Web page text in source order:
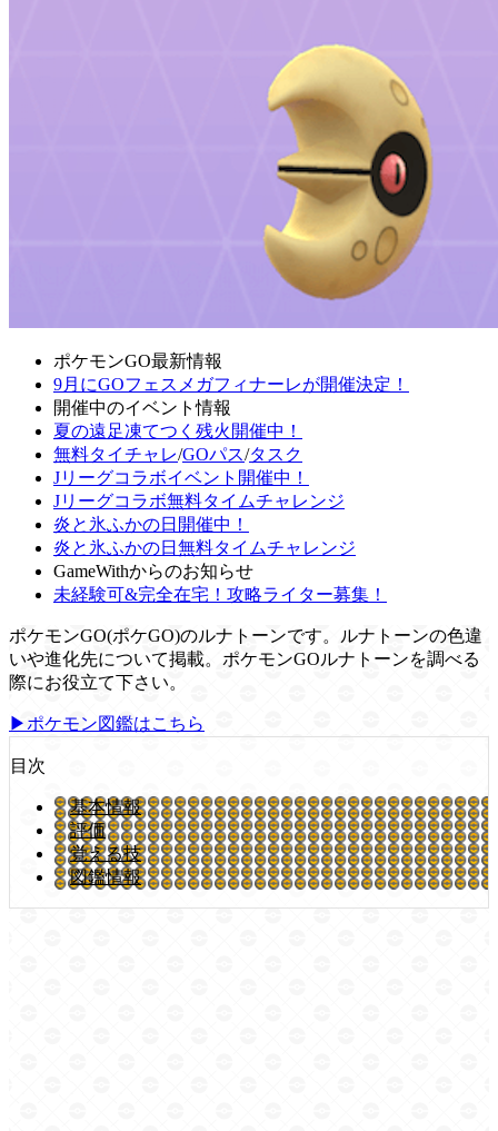
ポケモンGO最新情報
9月にGOフェスメガフィナーレが開催決定！
開催中のイベント情報
夏の遠足凍てつく残火開催中！
無料タイチャレ/GOパス/タスク
Jリーグコラボイベント開催中！
Jリーグコラボ無料タイムチャレンジ
炎と氷ふかの日開催中！
炎と氷ふかの日無料タイムチャレンジ
GameWithからのお知らせ
未経験可&完全在宅！攻略ライター募集！
ポケモンGO(ポケGO)のルナトーンです。ルナトーンの色違
いや進化先について掲載。ポケモンGOルナトーンを調べる
際にお役立て下さい。
▶ポケモン図鑑はこちら
目次
基本情報
評価
覚える技
図鑑情報